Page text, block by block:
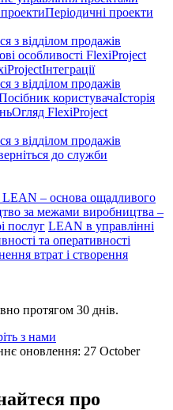
проектиПеріодичні проекти
з відділом продажів
особливості FlexiProject
Інтеграції
з відділом продажів
користувачаІсторія
Огляд FlexiProject
з відділом продажів
до служби
LEAN – основа ощадливого
за межами виробництва –
послуг LEAN в управлінні
та оперативності
втрат і створення
протягом 30 днів.
з нами
оновлення: 27 October
про